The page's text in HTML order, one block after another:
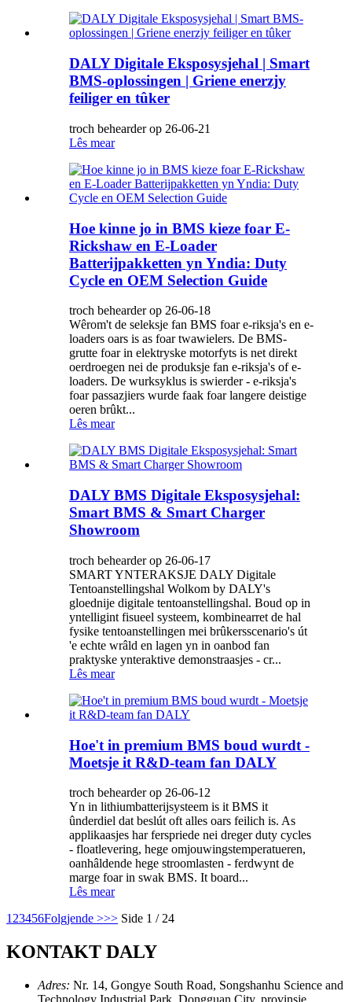
DALY Digitale Eksposysjehal | Smart
BMS-oplossingen | Griene enerzjy
feiliger en tûker
troch behearder op 26-06-21
Lês mear
Hoe kinne jo in BMS kieze foar E-
Rickshaw en E-Loader
Batterijpakketten yn Yndia: Duty
Cycle en OEM Selection Guide
troch behearder op 26-06-18
Wêrom't de seleksje fan BMS foar e-riksja's en e-
loaders oars is as foar twawielers. De BMS-
grutte foar in elektryske motorfyts is net direkt
oerdroegen nei de produksje fan e-riksja's of e-
loaders. De wurksyklus is swierder - e-riksja's
foar passazjiers wurde faak foar langere deistige
oeren brûkt...
Lês mear
DALY BMS Digitale Eksposysjehal:
Smart BMS & Smart Charger
Showroom
troch behearder op 26-06-17
SMART YNTERAKSJE DALY Digitale
Tentoanstellingshal Wolkom by DALY's
gloednije digitale tentoanstellingshal. Boud op in
yntelligint fisueel systeem, kombinearret de hal
fysike tentoanstellingen mei brûkersscenario's út
'e echte wrâld en lagen yn in oanbod fan
praktyske ynteraktive demonstraasjes - cr...
Lês mear
Hoe't in premium BMS boud wurdt -
Moetsje it R&D-team fan DALY
troch behearder op 26-06-12
Yn in lithiumbatterijsysteem is it BMS it
ûnderdiel dat beslút oft alles oars feilich is. As
applikaasjes har ferspriede nei dreger duty cycles
- floatlevering, hege omjouwingstemperatueren,
oanhâldende hege stroomlasten - ferdwynt de
marge foar in swak BMS. It board...
Lês mear
1 23456Folgjende >>> Side 1 / 24
KONTAKT DALY
Adres: Nr. 14, Gongye South Road, Songshanhu Science and
Technology Industrial Park, Dongguan City, provinsje